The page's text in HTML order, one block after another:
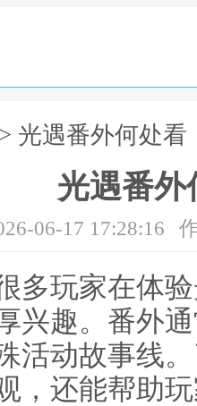
> 光遇番外何处看
光遇番外
06-17 17:28:16
多玩家在体
兴趣。番外
活动故事线
，还能帮助